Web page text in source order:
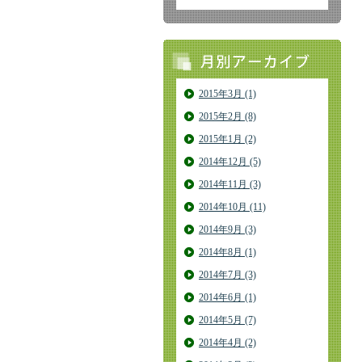
2015年3月 (1)
2015年2月 (8)
2015年1月 (2)
2014年12月 (5)
2014年11月 (3)
2014年10月 (11)
2014年9月 (3)
2014年8月 (1)
2014年7月 (3)
2014年6月 (1)
2014年5月 (7)
2014年4月 (2)